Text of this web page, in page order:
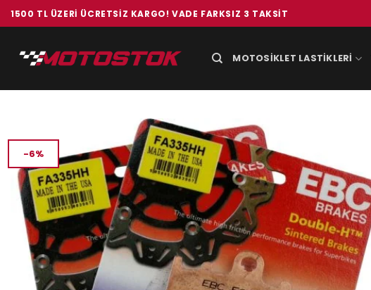
İçeriğe
atla
1500 TL ÜZERI ÜCRETSIZ KARGO! VADE FARKSIZ 3 TAKSIT
MOTOSIKLET LASTIKLERI
-6%